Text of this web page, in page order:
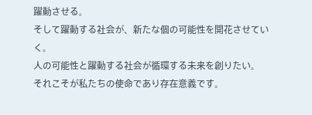
躍動させる。
そして躍動する社会が、新たな個の可能性を開花させてい
く。
人の可能性と躍動する社会が循環する未来を創りたい。
それこそが私たちの使命であり存在意義です。